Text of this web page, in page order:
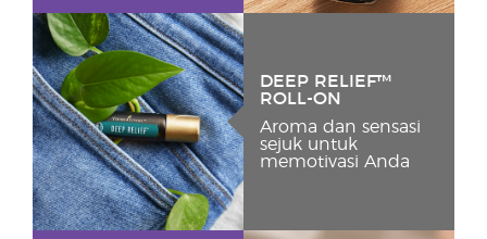
DEEP RELIEF™
ROLL-ON
Aroma dan sensasi
sejuk untuk
memotivasi Anda